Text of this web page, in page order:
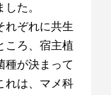
た。
れぞれに共生
ころ、宿主植
種が決まって
れは、マメ科